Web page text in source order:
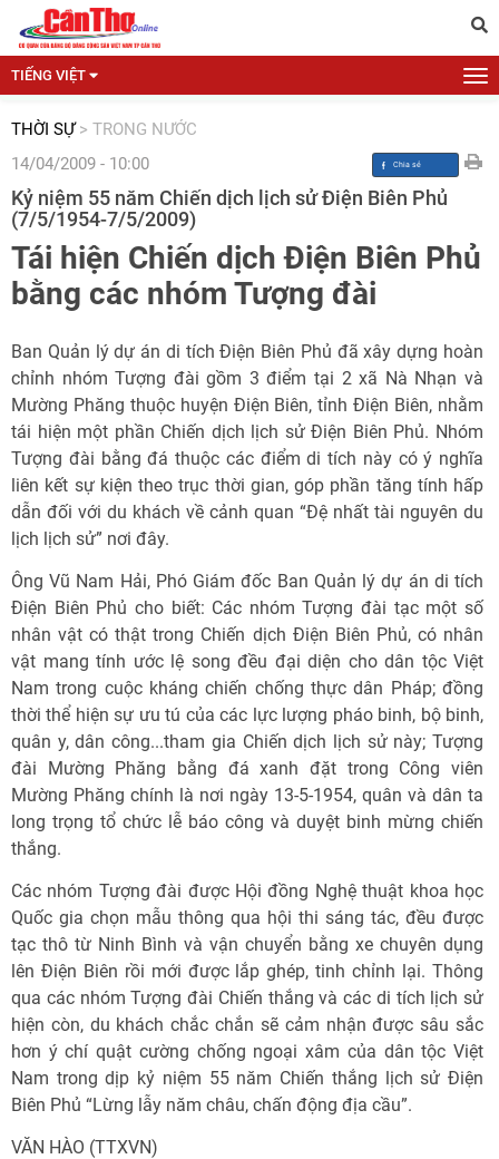
TIẾNG VIỆT
THỜI SỰ > TRONG NƯỚC
14/04/2009 - 10:00
Kỷ niệm 55 năm Chiến dịch lịch sử Điện Biên Phủ
(7/5/1954-7/5/2009)
Tái hiện Chiến dịch Điện Biên Phủ
bằng các nhóm Tượng đài
Ban Quản lý dự án di tích Điện Biên Phủ đã xây dựng hoàn
chỉnh nhóm Tượng đài gồm 3 điểm tại 2 xã Nà Nhạn và
Mường Phăng thuộc huyện Điện Biên, tỉnh Điện Biên, nhằm
tái hiện một phần Chiến dịch lịch sử Điện Biên Phủ. Nhóm
Tượng đài bằng đá thuộc các điểm di tích này có ý nghĩa
liên kết sự kiện theo trục thời gian, góp phần tăng tính hấp
dẫn đối với du khách về cảnh quan “Đệ nhất tài nguyên du
lịch lịch sử” nơi đây.
Ông Vũ Nam Hải, Phó Giám đốc Ban Quản lý dự án di tích
Điện Biên Phủ cho biết: Các nhóm Tượng đài tạc một số
nhân vật có thật trong Chiến dịch Điện Biên Phủ, có nhân
vật mang tính ước lệ song đều đại diện cho dân tộc Việt
Nam trong cuộc kháng chiến chống thực dân Pháp; đồng
thời thể hiện sự ưu tú của các lực lượng pháo binh, bộ binh,
quân y, dân công...tham gia Chiến dịch lịch sử này; Tượng
đài Mường Phăng bằng đá xanh đặt trong Công viên
Mường Phăng chính là nơi ngày 13-5-1954, quân và dân ta
long trọng tổ chức lễ báo công và duyệt binh mừng chiến
thắng.
Các nhóm Tượng đài được Hội đồng Nghệ thuật khoa học
Quốc gia chọn mẫu thông qua hội thi sáng tác, đều được
tạc thô từ Ninh Bình và vận chuyển bằng xe chuyên dụng
lên Điện Biên rồi mới được lắp ghép, tinh chỉnh lại. Thông
qua các nhóm Tượng đài Chiến thắng và các di tích lịch sử
hiện còn, du khách chắc chắn sẽ cảm nhận được sâu sắc
hơn ý chí quật cường chống ngoại xâm của dân tộc Việt
Nam trong dịp kỷ niệm 55 năm Chiến thắng lịch sử Điện
Biên Phủ “Lừng lẫy năm châu, chấn động địa cầu”.
VĂN HÀO (TTXVN)